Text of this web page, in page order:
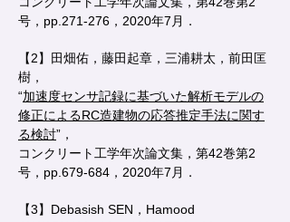
号，pp.271-276，2020年7月．
【2】
田畑佑，藤田起章，三浦耕太，前田匡
樹，
“加速度センサ記録に基づいた解析モデルの
修正によるRC造建物の応答推定手法に関す
る検討”，
コンクリート工学年次論文集，第42巻第2
号，pp.679-684，2020年7月．
【3】 Debasish SEN，Hamood